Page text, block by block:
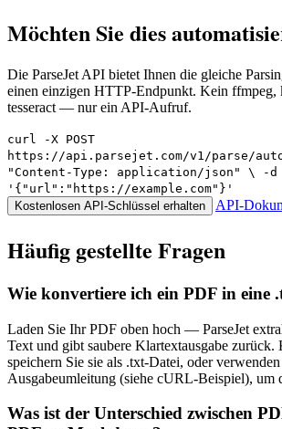
Möchten Sie dies
Die ParseJet API bietet Ihnen die gleiche
einen einzigen HTTP-Endpunkt. Kein ffmpeg,
tesseract — nur ein API-Aufruf.
curl -X POST
https://api.parsejet.com/v1/parse/
"Content-Type: application/json" \ -d
'{"url":"https://example.com"}'
Kostenlosen API-Schlüssel erhalten
API-
Häufig gestellte Fragen
Wie konvertiere ich ein PDF in eine
Laden Sie Ihr PDF oben hoch — ParseJet
Text und gibt saubere Klartextausgabe zurück.
speichern Sie sie als .txt-Datei, oder
Ausgabeumleitung (siehe cURL-Beispiel), um
Was ist der Unterschied zwischen